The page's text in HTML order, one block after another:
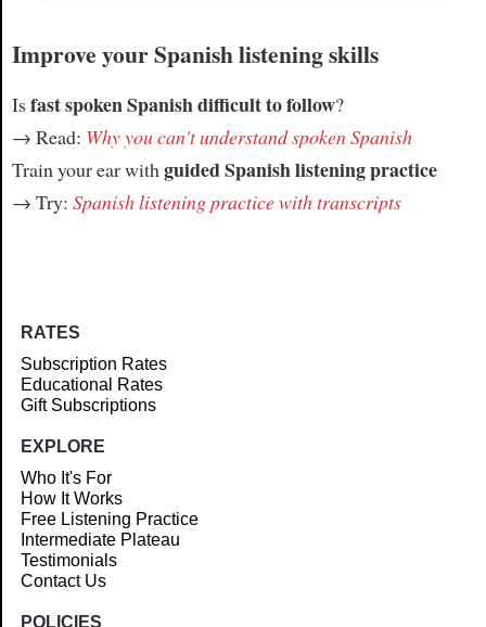
Improve your Spanish listening skills
Isfast spoken Spanish difficult to follow?
→ Read: Why you can't understand spoken Spanish
Train your ear with guided Spanish listening practice
→ Try: Spanish listening practice with transcripts
RATES
Subscription Rates
Educational Rates
Gift Subscriptions
EXPLORE
Who It's For
How It Works
Free Listening Practice
Intermediate Plateau
Testimonials
Contact Us
POLICIES